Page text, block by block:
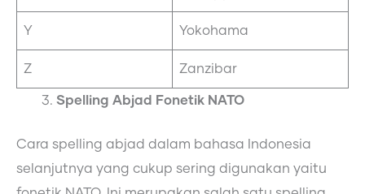
Y Yokohama
Z Zanzibar
Spelling Abjad Fonetik NATO
Cara spelling abjad dalam bahasa Indonesia
selanjutnya yang cukup sering digunakan yaitu